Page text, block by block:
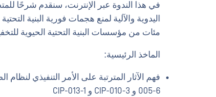
في هذا الندوة عبر الإنترنت، سنقدم شرحًا
مئات من مؤسسات البنية التحتية الحيوية
الماخذ الرئيسية:
005-6 و CIP-010-3 و CIP-013-1